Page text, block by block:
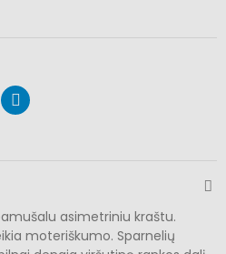
asimetriniu kraštu.
moteriškumo. Sparnelių